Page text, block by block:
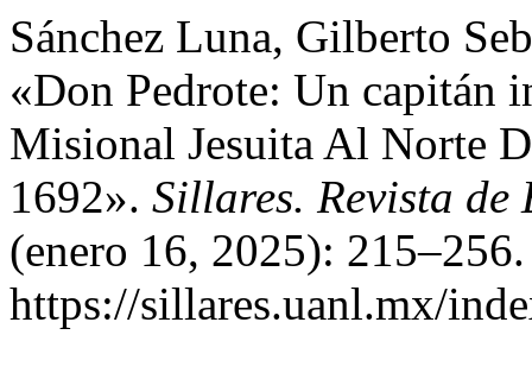
Sánchez Luna, Gilberto
«Don Pedrote: Un capitán
Misional Jesuita Al Norte
1692». Sillares. Revista
(enero 16, 2025):
https://sillares.uanl.mx/